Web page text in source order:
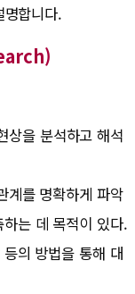
합니다.
상을 분석하고 해석
계를 명확하게 파악
는 데 목적이 있다.
의 방법을 통해 대